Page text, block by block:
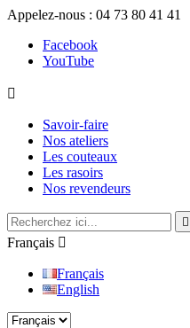
Appelez-nous : 04 73 80 41 41
Facebook
YouTube

Savoir-faire
Nos ateliers
Les couteaux
Les rasoirs
Nos revendeurs

Français 
Français
English